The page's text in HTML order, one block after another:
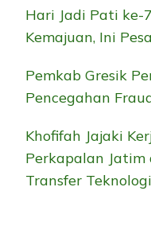
Hari Jadi Pati ke-
Kemajuan, Ini
Pemkab Gresik
Pencegahan
Khofifah Jajaki
Perkapalan Jatim
Transfer Teknologi